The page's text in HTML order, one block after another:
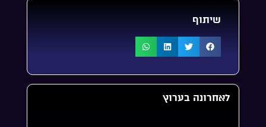
שיתוף
לאחרונה בערוץ